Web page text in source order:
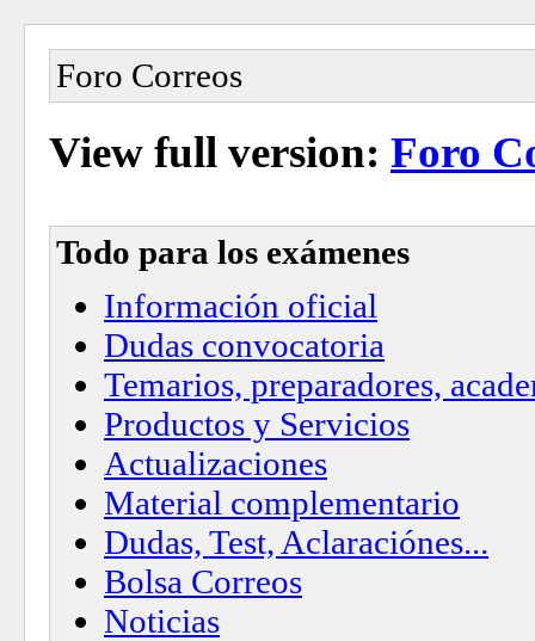
Foro Correos
View full version: Foro
Todo para los exámenes
Información oficial
Dudas convocatoria
Temarios, preparadores,
Productos y Servicios
Actualizaciones
Material complementario
Dudas, Test, Aclaraciónes...
Bolsa Correos
Noticias